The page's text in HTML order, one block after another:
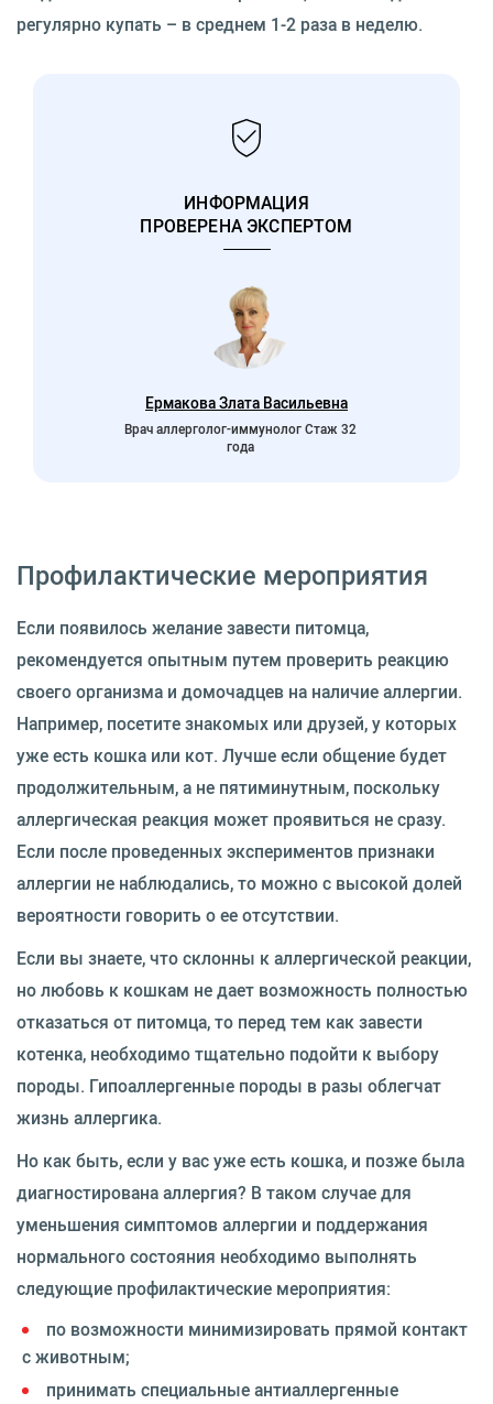
регулярно купать – в среднем 1-2 раза в неделю.
ИНФОРМАЦИЯ
ПРОВЕРЕНА ЭКСПЕРТОМ
Ермакова Злата Васильевна
Врач аллерголог-иммунолог Стаж 32
года
Профилактические мероприятия
Если появилось желание завести питомца,
рекомендуется опытным путем проверить реакцию
своего организма и домочадцев на наличие аллергии.
Например, посетите знакомых или друзей, у которых
уже есть кошка или кот. Лучше если общение будет
продолжительным, а не пятиминутным, поскольку
аллергическая реакция может проявиться не сразу.
Если после проведенных экспериментов признаки
аллергии не наблюдались, то можно с высокой долей
вероятности говорить о ее отсутствии.
Если вы знаете, что склонны к аллергической реакции,
но любовь к кошкам не дает возможность полностью
отказаться от питомца, то перед тем как завести
котенка, необходимо тщательно подойти к выбору
породы. Гипоаллергенные породы в разы облегчат
жизнь аллергика.
Но как быть, если у вас уже есть кошка, и позже была
диагностирована аллергия? В таком случае для
уменьшения симптомов аллергии и поддержания
нормального состояния необходимо выполнять
следующие профилактические мероприятия:
по возможности минимизировать прямой контакт
с животным;
принимать специальные антиаллергенные